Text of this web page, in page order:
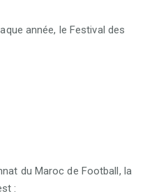
année, le Festival des
du Maroc de Football, la
: